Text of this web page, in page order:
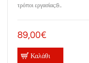
τρόποι εργασίας:&..
89,00€
Καλάθι